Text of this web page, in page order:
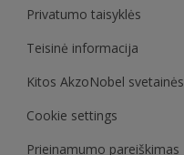
Privatumo taisyklės
Teisinė informacija
Kitos AkzoNobel svetainės
Cookie settings
Prieinamumo pareiškimas